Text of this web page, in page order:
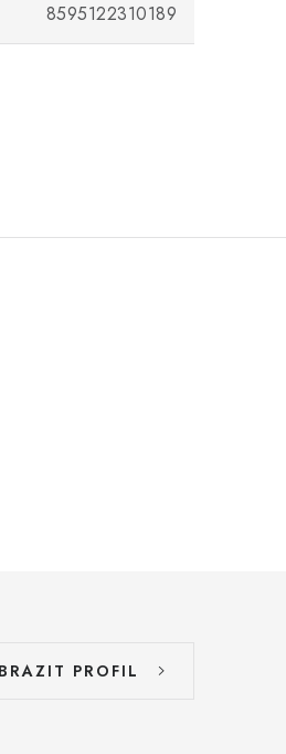
8595122310189
PROFIL